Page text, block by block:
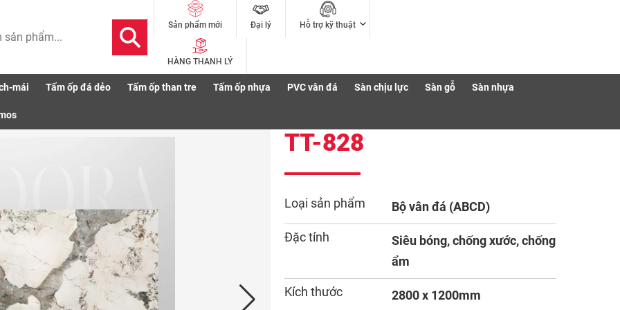
Sản phẩm mới Đại lý Hỗ trợ kỹ thuật
HÀNG THANH LÝ
mái Tấm ốp đá dẻo Tấm ốp than tre Tấm ốp nhựa PVC vân đá Sàn chịu lực Sàn gỗ Sàn nhựa
TT-828
Loại sản phẩm Bộ vân đá (ABCD)
Đặc tính
Siêu bóng, chống xước, chống
ẩm
Kích thước 2800 x 1200mm